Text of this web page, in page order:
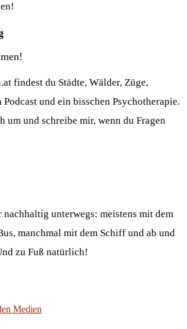
findest du Städte, Wälder, Züge,
und ein bisschen Psychotherapie.
um und schreibe mir, wenn du Fragen
unterwegs: meistens mit dem
manchmal mit dem Schiff und ab und
zu Fuß natürlich!
Medien